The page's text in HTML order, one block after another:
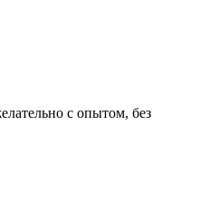
с опытом, без